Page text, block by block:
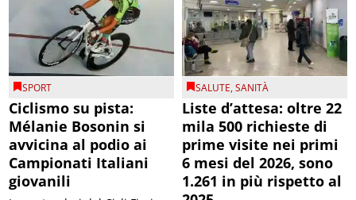
SPORT
Ciclismo su pista:
Mélanie Bosonin si
avvicina al podio ai
Campionati Italiani
giovanili
SALUTE,SANITÀ
Liste d’attesa: oltre 22
mila 500 richieste di
prime visite nei primi
6 mesi del 2026, sono
1.261 in più rispetto al